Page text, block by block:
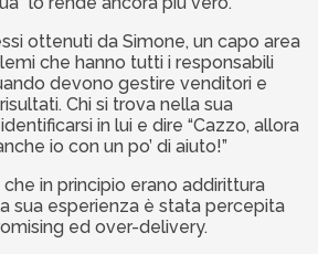
ottenuti da Simone, un capo area
che hanno tutti i responsabili
devono gestire venditori e
Chi si trova nella sua
in lui e dire “Cazzo, allora
io con un po’ di aiuto!”
che in principio erano addirittura
sua esperienza è stata percepita
ed over-delivery.